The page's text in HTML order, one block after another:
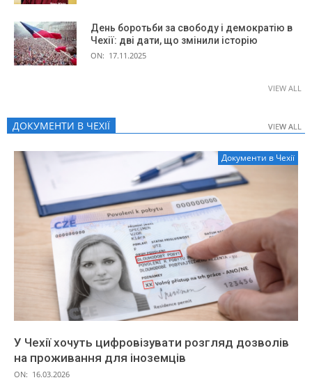
День боротьби за свободу і демократію в
Чехії: дві дати, що змінили історію
ON: 17.11.2025
VIEW ALL
ДОКУМЕНТИ В ЧЕХІЇ VIEW ALL
Документи в Чехії
У Чехії хочуть цифровізувати розгляд дозволів
на проживання для іноземців
ON: 16.03.2026
VIEW ALL